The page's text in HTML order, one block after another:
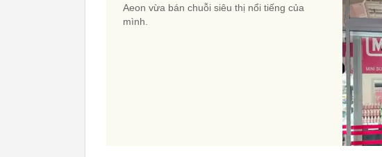
Aeon vừa bán chuỗi siêu thị nổi tiếng của
mình.